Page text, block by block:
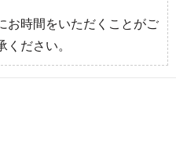
お時間をいただくことがご
ください。